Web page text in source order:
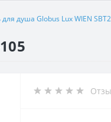
душа Globus Lux WIEN